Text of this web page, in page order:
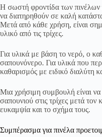
Η σωστή φροντίδα των πινέλων
να διατηρηθούν σε καλή
Μετά από κάθε χρήση, είναι
υλικό από τις τρίχες.
Για υλικά με βάση το νερό, ο
σαπουνόνερο. Για υλικά που
καθαρισμός με ειδικό διαλύτη
Μια χρήσιμη συμβουλή είναι
σαπουνιού στις τρίχες μετά
ευκαμψία και το σχήμα τους.
Συμπέρασμα για πινέλα